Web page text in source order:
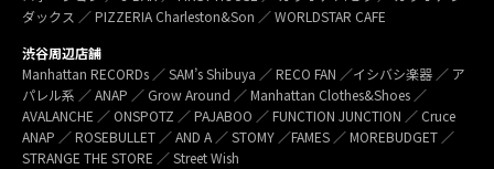
ダックス ／ PIZZERIA Charleston&Son ／ WORLDSTAR CAFE
渋谷周辺店舗
Manhattan RECORDs ／ SAM’s Shibuya ／ RECO FAN ／イシバシ楽器 ／ ア
パレル系 ／ ANAP ／ Grow Around ／ Manhattan Clothes&Shoes ／
AVALANCHE ／ ONSPOTZ ／ PAJABOO ／ FUNCTION JUNCTION ／ Cruce
ANAP ／ ROSEBULLET ／ AND A ／ STOMY ／FAMES ／ MOREBUDGET ／
STRANGE THE STORE ／ Street Wish